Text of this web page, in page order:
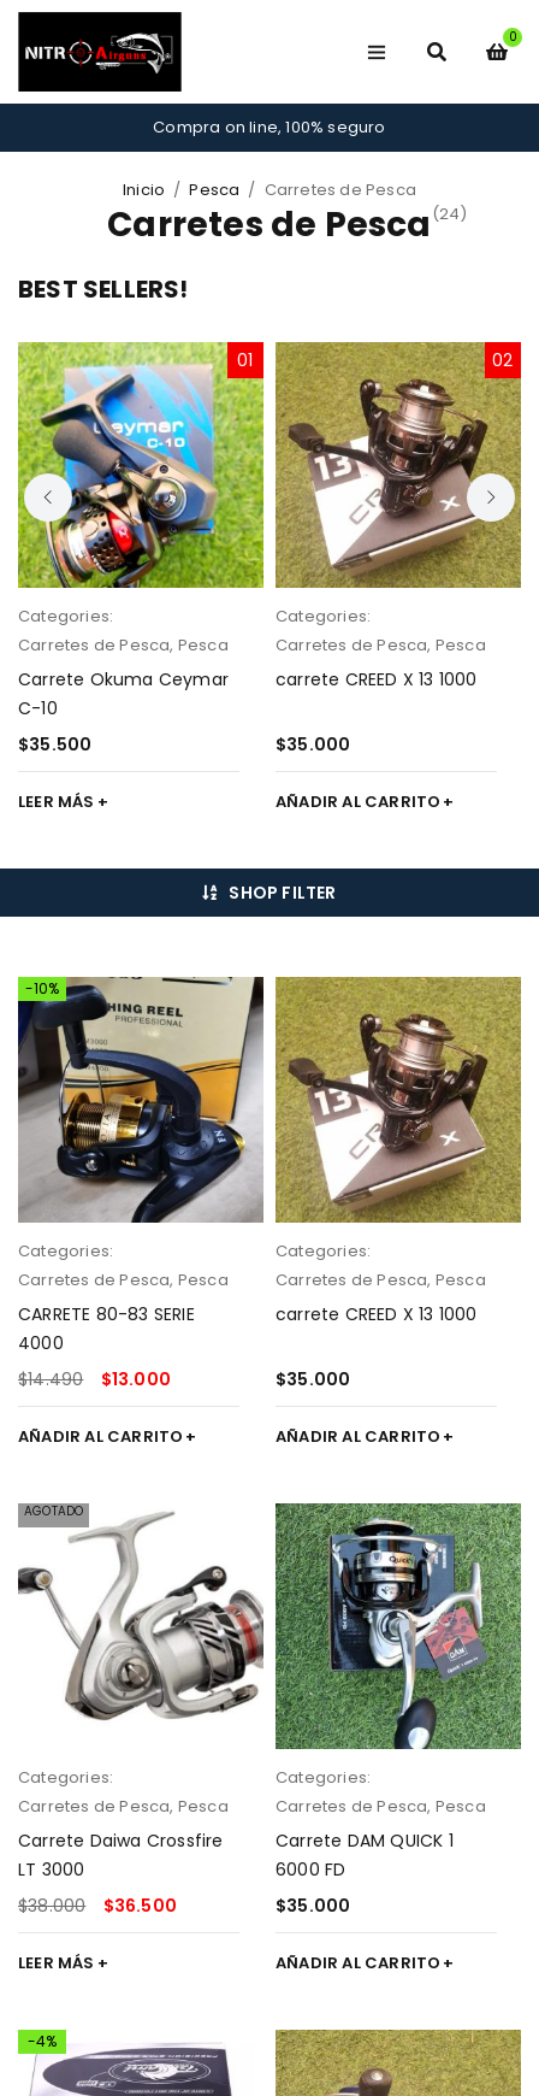
0
Compra on line, 100% seguro
Inicio / Pesca / Carretes de Pesca
Carretes de Pesca (24)
BEST SELLERS!
01
Categories:
Carretes de Pesca, Pesca
Carrete Okuma Ceymar
C-10
$35.500
LEER MÁS
02
Categories:
Carretes de Pesca, Pesca
carrete CREED X 13 1000
$35.000
AÑADIR AL CARRITO
SHOP FILTER
-10%
Categories:
Carretes de Pesca, Pesca
CARRETE 80-83 SERIE
4000
$14.490 $13.000
AÑADIR AL CARRITO
Categories:
Carretes de Pesca, Pesca
carrete CREED X 13 1000
$35.000
AÑADIR AL CARRITO
AGOTADO
Categories:
Carretes de Pesca, Pesca
Carrete Daiwa Crossfire
LT 3000
$38.000 $36.500
LEER MÁS
Categories:
Carretes de Pesca, Pesca
Carrete DAM QUICK 1
6000 FD
$35.000
AÑADIR AL CARRITO
-4%